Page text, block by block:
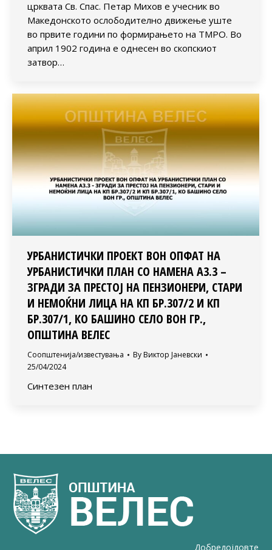
црквата Св. Спас. Петар Михов е учесник во
Македонското ослободително движење уште
во првите години по формирањето на ТМРО. Во
април 1902 година е однесен во скопскиот
затвор…
УРБАНИСТИЧКИ ПРОЕКТ ВОН ОПФАТ НА
УРБАНИСТИЧКИ ПЛАН СО НАМЕНА А3.3 –
ЗГРАДИ ЗА ПРЕСТОЈ НА ПЕНЗИОНЕРИ, СТАРИ
И НЕМОЌНИ ЛИЦА НА КП БР.307/2 И КП
БР.307/1, КО БАШИНО СЕЛО ВОН ГР.,
ОПШТИНА ВЕЛЕС
Соопштенија/известувања By Виктор Јаневски
25/04/2024
Синтезен план
Добредојдовте